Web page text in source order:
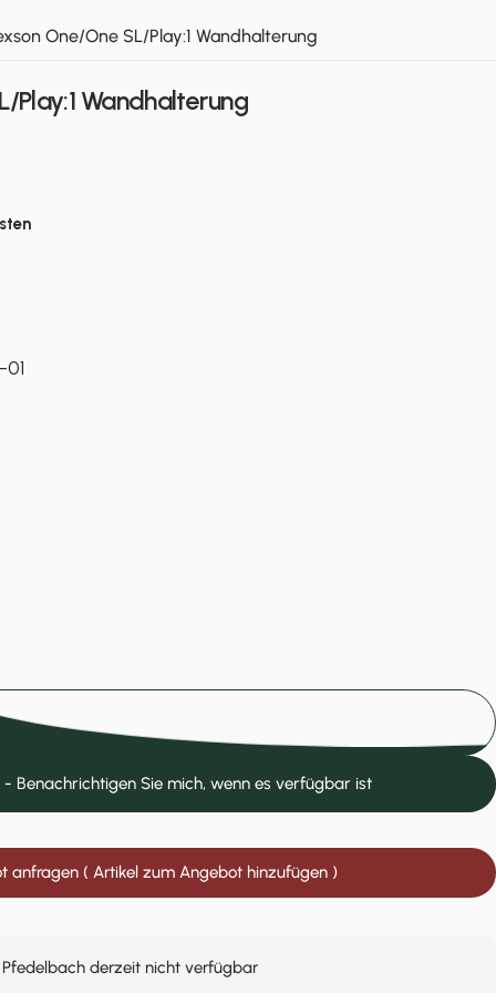
One/One SL/Play:1 Wandhalterung
Play:1 Wandhalterung
Benachrichtigen Sie mich, wenn es verfügbar ist
anfragen ( Artikel zum Angebot hinzufügen )
derzeit nicht verfügbar